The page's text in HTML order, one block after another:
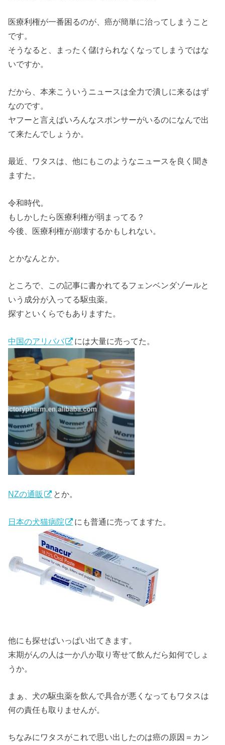
医療利権が一番困るのが、癌が簡単に治ってしまうこと
です。
そうなると、まったく儲けられなくなってしまうではな
いですか。
だから、本来こういうニュースは全力で潰しに来るはず
なのです。
ヤフーと言えばいろんなスポンサーがいるのになんで出
て来たんでしょうか。
最近、ワタスは、他にもこのようなニュースを良く聞き
ますた。
令和時代。
もしかしたら医療利権が弱まってる？
今後、医療利権が崩壊するかもしれない。
とかなんとか。
ところで、この記事に書かれてるフェンベンダゾールと
いう成分が入ってる駆虫薬。
探すといくらでもありますた。
中国のアリババ には大量に売ってた。
NZの通販 とか。
日本の犬猫病院 にも普通に売ってますた。
他にも探せばいっぱい出てきます。
末期がんの人は一か八か取り寄せて飲んだら如何でしょ
うか。
まぁ、犬の駆虫薬を飲んで具合が悪くなってもワタスは
何の責任も取りませんが。
ちなみにワタスがこれで思い出したのは癌の原因＝カン